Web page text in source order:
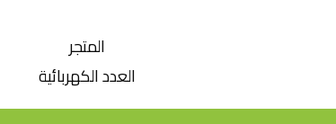
المتجر
العدد الكهربائية